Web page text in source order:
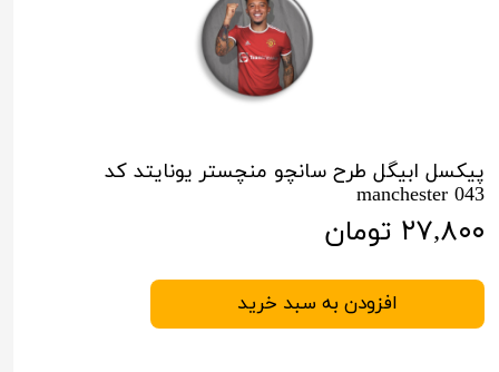
پیکسل ابیگل طرح سانچو منچستر یونایتد کد
manchester 043
۲۷,۸۰۰ تومان
افزودن به سبد خرید